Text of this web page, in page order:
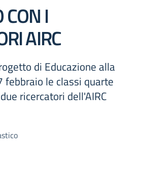
CON I
AIRC
di Educazione alla
febbraio le classi quarte
ricercatori dell'AIRC